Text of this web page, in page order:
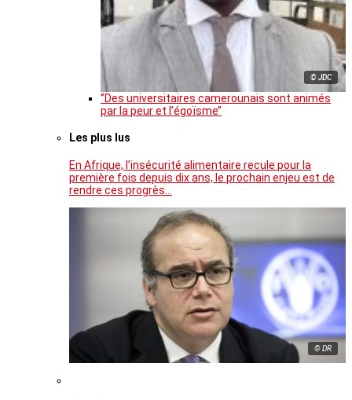
© JDC
‘’Des universitaires camerounais sont animés
par la peur et l’égoïsme’’
Les plus lus
En Afrique, l’insécurité alimentaire recule pour la
première fois depuis dix ans, le prochain enjeu est de
rendre ces progrès…
© DR